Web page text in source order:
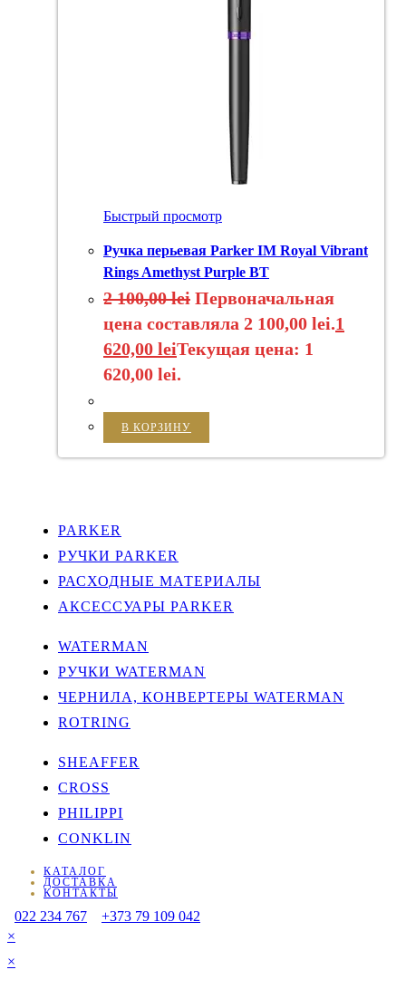
Быстрый просмотр
Ручка перьевая Parker IM Royal Vibrant
Rings Amethyst Purple BT
2 100,00lei Первоначальная
цена составляла 2 100,00 lei.1
620,00 leiТекущая цена: 1
620,00 lei.
В КОРЗИНУ
PARKER
РУЧКИ PARKER
РАСХОДНЫЕ МАТЕРИАЛЫ
АКСЕССУАРЫ PARKER
WATERMAN
РУЧКИ WATERMAN
ЧЕРНИЛА, КОНВЕРТЕРЫ WATERMAN
ROTRING
SHEAFFER
CROSS
PHILIPPI
CONKLIN
КАТАЛОГ
ДОСТАВКА
КОНТАКТЫ
022 234 767
+373 79 109 042
×
×